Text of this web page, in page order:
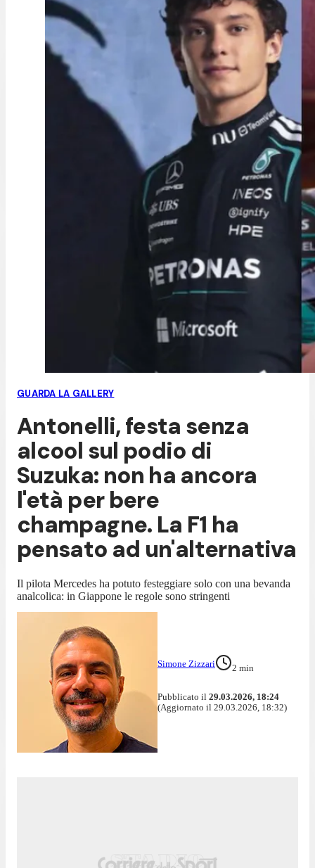
GUARDA LA GALLERY
Antonelli, festa senza
alcool sul podio di
Suzuka: non ha ancora
l'età per bere
champagne. La F1 ha
pensato ad un'alternativa
Il pilota Mercedes ha potuto festeggiare solo con una bevanda
analcolica: in Giappone le regole sono stringenti
Simone Zizzari 2 min
Pubblicato il 29.03.2026, 18:24
(Aggiornato il 29.03.2026, 18:32)